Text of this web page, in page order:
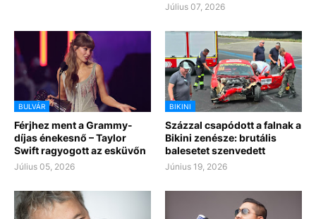
Július 07, 2026
BULVÁR
Férjhez ment a Grammy-
díjas énekesnő – Taylor
Swift ragyogott az esküvőn
Július 05, 2026
BIKINI
Százzal csapódott a falnak a
Bikini zenésze: brutális
balesetet szenvedett
Június 19, 2026